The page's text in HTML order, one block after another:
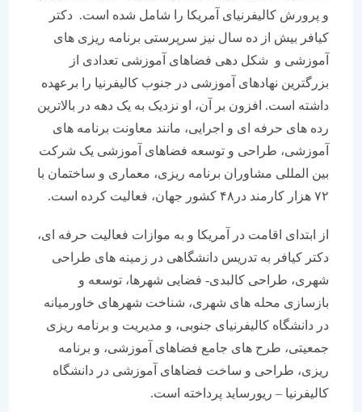
و پرورش کالیفرنیای آمریکا را شامل شده است. دکتر
کیافر بیش از ده سال نیز سرپرستی برنامه ریزی های
آموزشی و شکل دهی فضاهای آموزشی تعدادی از
بزرگترین نهادهای آموزشی در جنوب کالیفرنیا را برعهده
داشته است. افزون بر آن، او نزدیک به یک دهه در بالاترین
رده های حرفه ای و اجرایی، مانند معاونت برنامه های
آموزشی، طراحی و توسعه فضاهای آموزشی یک شرکت
بین المللی مشاوران برنامه ریزی، معماری و ساختمان با
از ابتدای اقامت در آمریکا و به موازات فعالیت حرفه ای،
دکتر کیافر به تدریس دانشگاهی در زمینه های طراحی
شهری، طراحی کالبدی- فضایی شهرها، توسعه و
بازسازی محله های شهری، شناخت شهرهای خاورمیانه
در دانشگاه کالیفرنیای جنوبی، و مدیریت و برنامه ریزی
جمعیتی، طرح های جامع فضاهای آموزشی، و برنامه
ریزی، طراحی و ساخت فضاهای آموزشی در دانشگاه
کالیفرنیا – ریورساید پرداخته است.